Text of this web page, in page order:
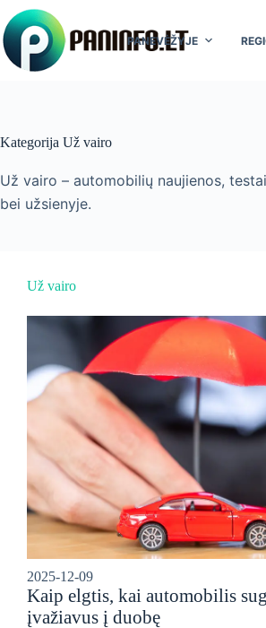
Skip
to
content
PANEVĖŽYJE
Kategorija Už vairo
Už vairo – automobilių naujienos,
bei užsienyje.
Už vairo
2025-12-09
Kaip elgtis, kai automobilis
įvažiavus į duobę